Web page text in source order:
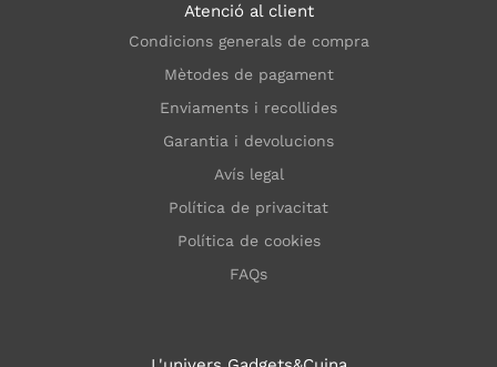
Atenció al client
Condicions generals de compra
Mètodes de pagament
Enviaments i recollides
Garantia i devolucions
Avís legal
Política de privacitat
Política de cookies
FAQs